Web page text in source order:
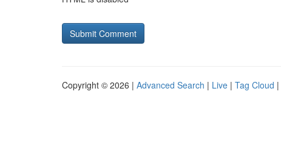
Copyright © 2026 | Advanced Search | Live | Tag Cloud |